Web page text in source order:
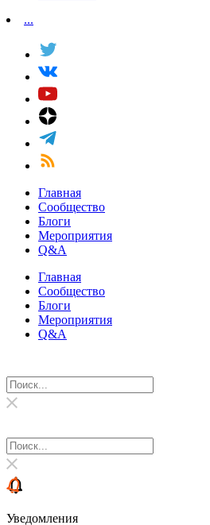
...
Главная
Сообщество
Блоги
Мероприятия
Q&A
Главная
Сообщество
Блоги
Мероприятия
Q&A
Уведомления